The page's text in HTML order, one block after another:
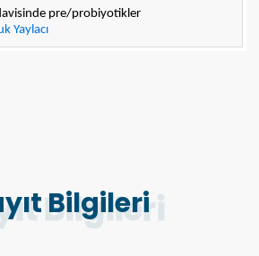
pre/probiyotikler
Yaylacı
Bilgileri